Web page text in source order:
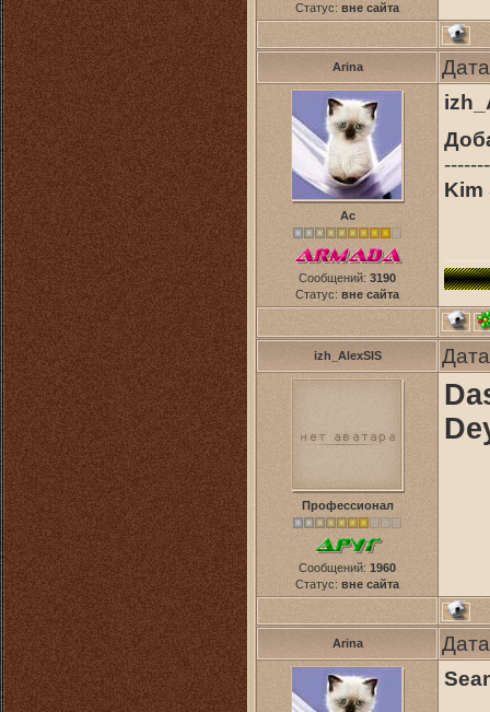
Статус: вне сайта
Arina
Ас
Сообщений: 3190
Статус: вне сайта
Kim
izh_AlexSIS
Профессионал
Сообщений: 1960
Статус: вне сайта
Arina